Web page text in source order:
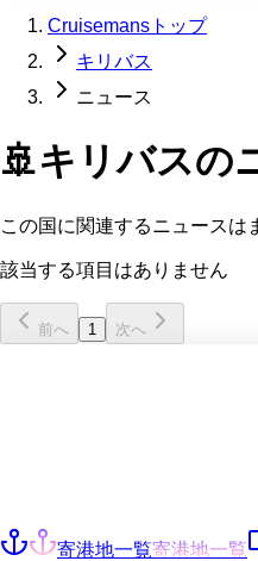
Cruisemansトップ
キリバス
ニュース
🚢キリバスの
この国に関連するニュースは
該当する項目はありません
前へ 1 次へ
寄港地一覧寄港地一覧